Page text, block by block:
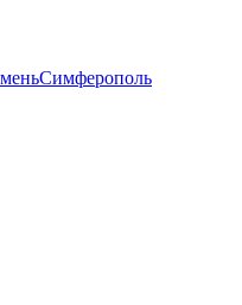
Симферополь